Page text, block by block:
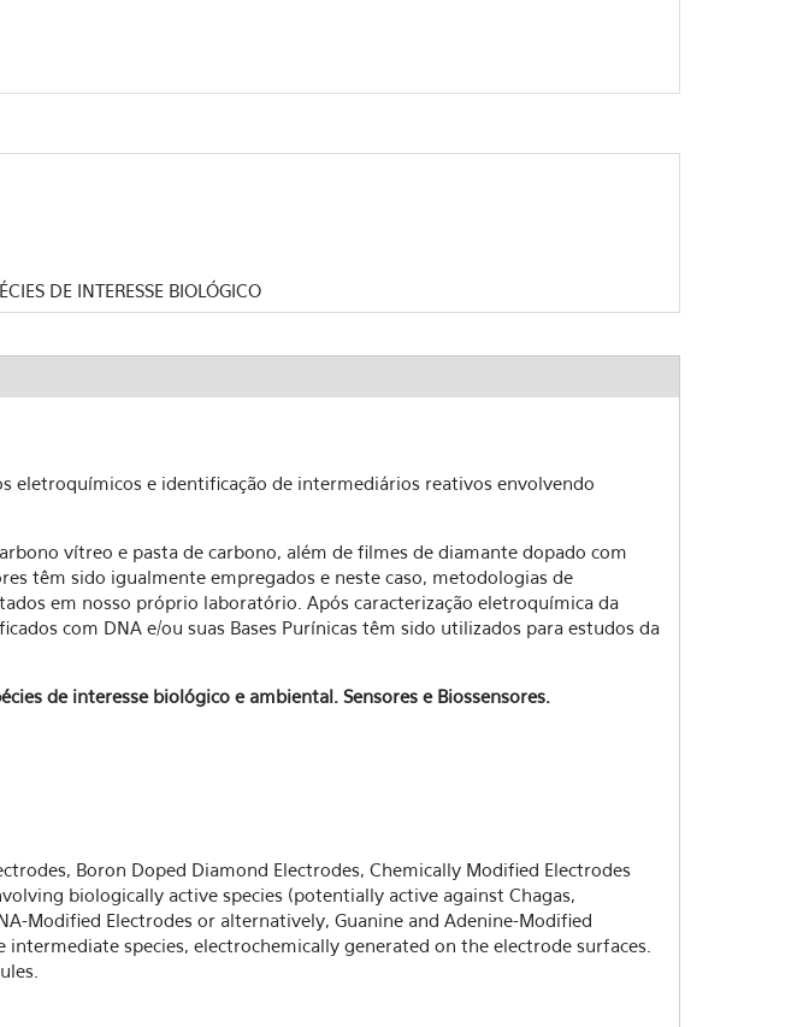
DE INTERESSE BIOLÓGICO
eletroquímicos e identificação de intermediários reativos envolvendo
vítreo e pasta de carbono, além de filmes de diamante dopado com
têm sido igualmente empregados e neste caso, metodologias de
em nosso próprio laboratório. Após caracterização eletroquímica da
com DNA e/ou suas Bases Purínicas têm sido utilizados para estudos da
de interesse biológico e ambiental. Sensores e Biossensores.
Boron Doped Diamond Electrodes, Chemically Modified Electrodes
biologically active species (potentially active against Chagas,
Modified Electrodes or alternatively, Guanine and Adenine-Modified
species, electrochemically generated on the electrode surfaces.